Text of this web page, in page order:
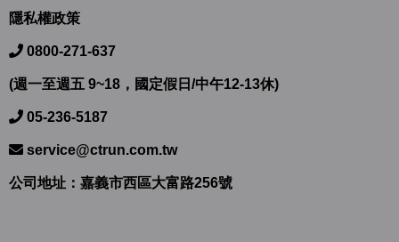
隱私權政策
0800-271-637
(週一至週五 9~18，國定假日/中午12-13休)
05-236-5187
service@ctrun.com.tw
公司地址：嘉義市西區大富路256號